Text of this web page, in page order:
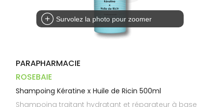
Survolez la photo pour zoomer
PARAPHARMACIE
ROSEBAIE
Shampoing Kératine x Huile de Ricin 500ml
Shampoing traitant hydratant et réparateur à base